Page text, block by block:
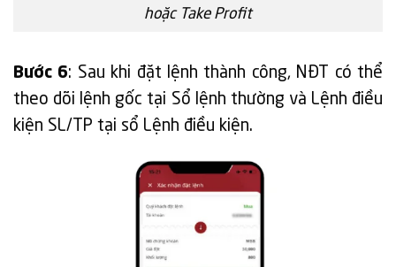
hoặc Take Profit
Bước 6: Sau khi đặt lệnh thành công, NĐT có thể
theo dõi lệnh gốc tại Sổ lệnh thường và Lệnh điều
kiện SL/TP tại sổ Lệnh điều kiện.